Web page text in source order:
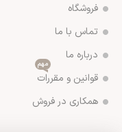
فروشگاه
تماس با ما
درباره ما
قوانین و مقررات
مهم
همکاری در فروش